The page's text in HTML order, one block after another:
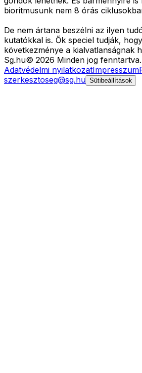
bioritmusunk nem 8 órás
De nem ártana beszélni az ilyen
kutatókkal is. Ők speciel tudják,
következménye a kialvatlanságnak
Sg.hu© 2026 Minden jog fenntartva.
Adatvédelmi nyilatkozatImpresszum
szerkesztoseg@sg.hu Sütibeállítások